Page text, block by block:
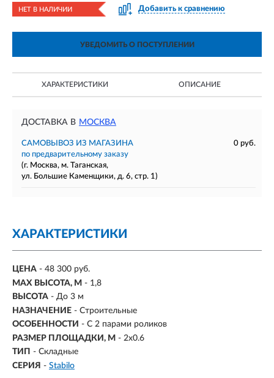
НЕТ В НАЛИЧИИ Добавить к сравнению
УВЕДОМИТЬ О ПОСТУПЛЕНИИ
ХАРАКТЕРИСТИКИ ОПИСАНИЕ
ДОСТАВКА В МОСКВА
САМОВЫВОЗ ИЗ МАГАЗИНА
0 руб.
по предварительному заказу
(г. Москва, м. Таганская,
ул. Большие Каменщики, д. 6, стр. 1)
ХАРАКТЕРИСТИКИ
ЦЕНА - 48 300 руб.
MAX ВЫСОТА, М - 1,8
ВЫСОТА - До 3 м
НАЗНАЧЕНИЕ - Строительные
ОСОБЕННОСТИ - С 2 парами роликов
РАЗМЕР ПЛОЩАДКИ, М - 2х0.6
ТИП - Складные
СЕРИЯ - Stabilo